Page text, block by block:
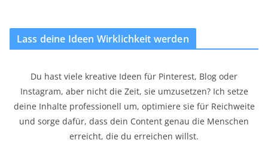
Lass deine Ideen Wirklichkeit werden
Du hast viele kreative Ideen für Pinterest, Blog oder
Instagram, aber nicht die Zeit, sie umzusetzen? Ich setze
deine Inhalte professionell um, optimiere sie für Reichweite
und sorge dafür, dass dein Content genau die Menschen
erreicht, die du erreichen willst.